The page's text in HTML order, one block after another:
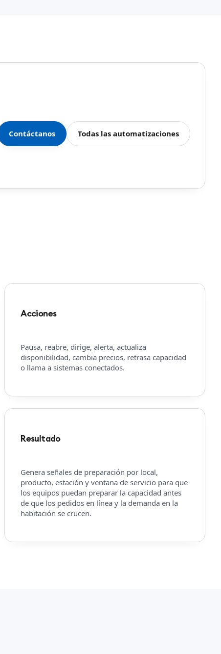
Contáctanos Todas las automatizaciones
Acciones
Pausa, reabre, dirige, alerta, actualiza
disponibilidad, cambia precios, retrasa capacidad
o llama a sistemas conectados.
Resultado
Genera señales de preparación por local,
producto, estación y ventana de servicio para que
los equipos puedan preparar la capacidad antes
de que los pedidos en línea y la demanda en la
habitación se crucen.